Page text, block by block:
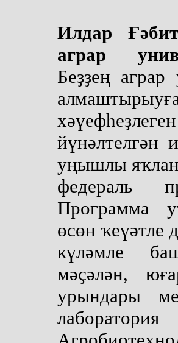
Илдар
аграр
Беҙҙең
йүнәлтелгән
уңышлы
федераль
Программа
өсөн ҡеүәтле
күләмле
мәҫәлән,
урындары